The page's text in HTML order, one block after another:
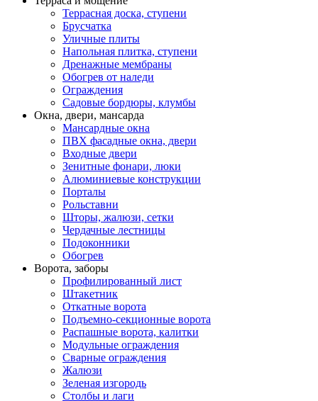
Террасная доска, ступени
Брусчатка
Уличные плиты
Напольная плитка, ступени
Дренажные мембраны
Обогрев от наледи
Ограждения
Садовые бордюры, клумбы
Окна, двери, мансарда
Мансардные окна
ПВХ фасадные окна, двери
Входные двери
Зенитные фонари, люки
Алюминиевые конструкции
Порталы
Рольставни
Шторы, жалюзи, сетки
Чердачные лестницы
Подоконники
Обогрев
Ворота, заборы
Профилированный лист
Штакетник
Откатные ворота
Подъемно-секционные ворота
Распашные ворота, калитки
Модульные ограждения
Сварные ограждения
Жалюзи
Зеленая изгородь
Столбы и лаги